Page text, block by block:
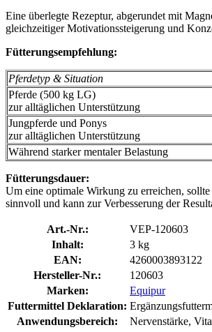
Eine überlegte Rezeptur, abgerundet mit
gleichzeitiger Motivationssteigerung und
Fütterungsempfehlung:
Pferdetyp & Situation
Pferde (500 kg LG)
zur alltäglichen Unterstützung
Jungpferde und Ponys
zur alltäglichen Unterstützung
Während starker mentaler Belastung
Fütterungsdauer:
Um eine optimale Wirkung zu erreichen,
sinnvoll und kann zur Verbesserung der
Art.-Nr.:
VEP-120603
Inhalt:
3 kg
EAN:
4260003893122
Hersteller-Nr.:
120603
Marken:
Equipur
Futtermittel Deklaration:
Anwendungsbereich:
Nervenstärke,